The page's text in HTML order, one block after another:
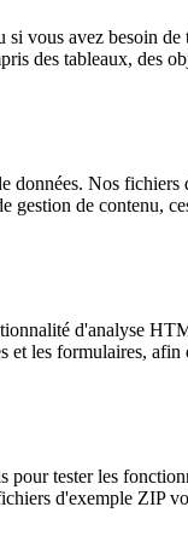
vous avez besoin de
des tableaux, des
données. Nos
gestion de contenu,
d'analyse
et les formulaires, afin
tester les
d'exemple ZIP